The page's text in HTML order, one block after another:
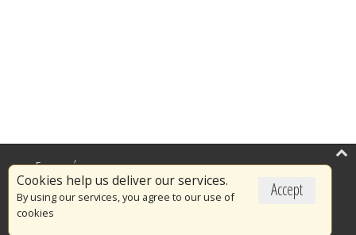
Accept
Cookies help us deliver our services.
By using our services, you agree to our use of
cookies
Επικαιρότητα
Το Πυροσβεστικό Σώμα